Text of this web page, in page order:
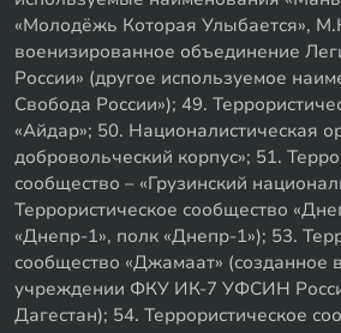
«Молодёжь Которая Улыбается»,
военизированное объединение
России» (другое используемое
Свобода России»); 49.
«Айдар»; 50. Националистическая
добровольческий корпус»; 51.
сообщество – «Грузинский
Террористическое сообщество
«Днепр-1», полк «Днепр-1»); 53.
сообщество «Джамаат» (созданное
учреждении ФКУ ИК-7 УФСИН
Дагестан); 54. Террористическое